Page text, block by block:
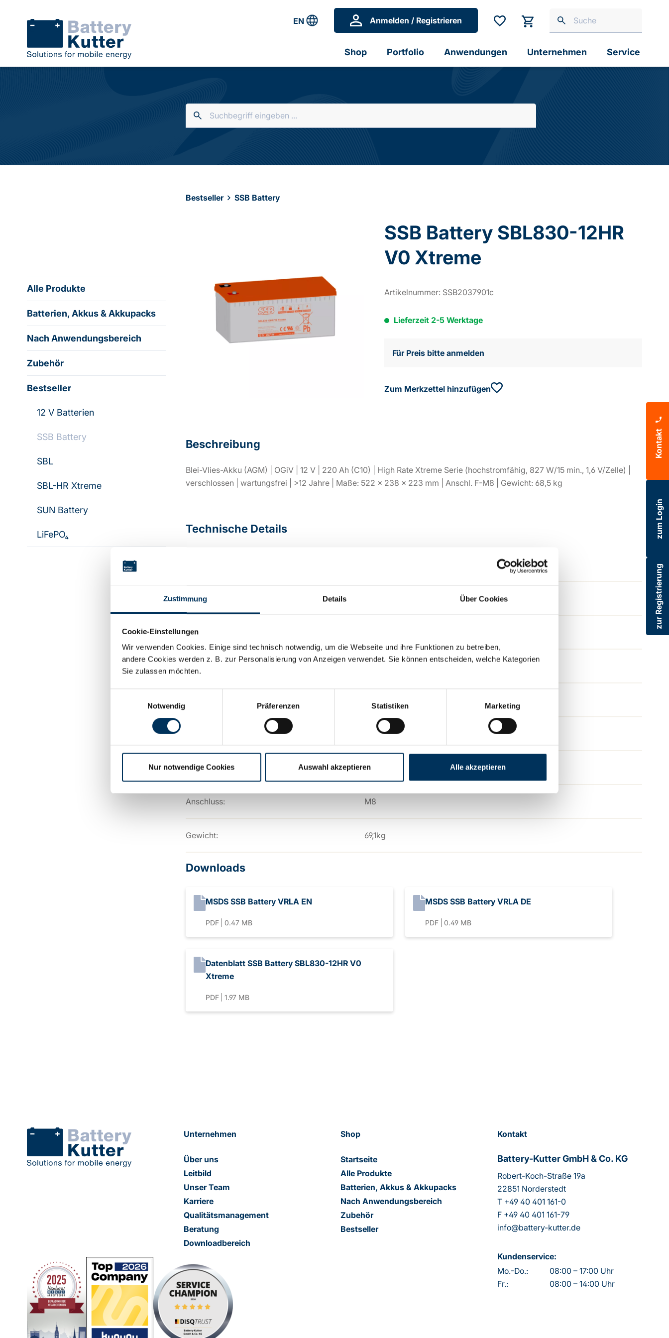
Zustimmung Details Über Cookies
Cookie-Einstellungen
Wir verwenden Cookies. Einige sind technisch notwendig, um die Webseite und ihre Funktionen zu betreiben,
andere Cookies werden z. B. zur Personalisierung von Anzeigen verwendet. Sie können entscheiden, welche Kategorien
Sie zulassen möchten.
Notwendig
Präferenzen Statistiken Marketing
Nur notwendige Cookies Auswahl akzeptieren Alle akzeptieren
EN Anmelden / Registrieren
Shop Portfolio Anwendungen Unternehmen Service
Alle Produkte
Batterien, Akkus & Akkupacks
Nach Anwendungsbereich
Zubehör
Bestseller
12 V Batterien
SSB Battery
SBL
SBL-HR Xtreme
SUN Battery
LiFePO₄
Bestseller SSB Battery
SSB Battery SBL830-12HR
V0 Xtreme
Artikelnummer: SSB2037901c
Lieferzeit 2-5 Werktage
Für Preis bitte anmelden
Zum Merkzettel hinzufügen
Beschreibung
Blei-Vlies-Akku (AGM) | OGiV | 12 V | 220 Ah (C10) | High Rate Xtreme Serie (hochstromfähig, 827 W/15 min., 1,6 V/Zelle) |
verschlossen | wartungsfrei | >12 Jahre | Maße: 522 × 238 × 223 mm | Anschl. F-M8 | Gewicht: 68,5 kg
Technische Details
Kapazität:
Technologie:
Hersteller:
238mm
Höhe: 223mm
Anschluss: M8
Gewicht: 69,1kg
Downloads
MSDS SSB Battery VRLA EN
PDF 0.47 MB
MSDS SSB Battery VRLA DE
PDF 0.49 MB
Datenblatt SSB Battery SBL830-12HR V0
Xtreme
PDF 1.97 MB
Kontakt
zum Login
zur Registrierung
Unternehmen
Über uns
Leitbild
Unser Team
Karriere
Qualitätsmanagement
Beratung
Downloadbereich
Shop
Startseite
Alle Produkte
Batterien, Akkus & Akkupacks
Nach Anwendungsbereich
Zubehör
Bestseller
Kontakt
Battery-Kutter GmbH & Co. KG
Robert-Koch-Straße 19a
22851 Norderstedt
T +49 40 401 161-0
F +49 40 401 161-79
info@battery-kutter.de
Kundenservice:
Mo.-Do.:
08:00 – 17:00 Uhr
Fr.:
08:00 – 14:00 Uhr